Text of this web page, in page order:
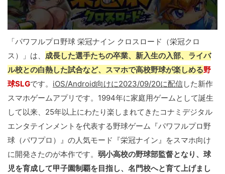
「パワフルプロ野球 栄冠ナイン クロスロード（栄冠クロ
ス）」は、 成長した選手たちの卒業、新入生の入部、ライバ
ル校との白熱した試合など、スマホで高校野球が楽しめる野
球SLGです。 iOS/Android向けに2023/09/20に配信した新作
スマホゲームアプリです。1994年に家庭用ゲームとして誕生
して以来、25年以上にわたり楽しまれてきたコナミデジタル
エンタテインメントを代表する野球ゲーム『パワフルプロ野
球（パワプロ）』の人気モード『栄冠ナイン』をスマホ向け
に開発さたのが本作です。 弱小高校の野球部監督となり、球
児を育成して甲子園制覇を目指し、名門校へと育て上げまし